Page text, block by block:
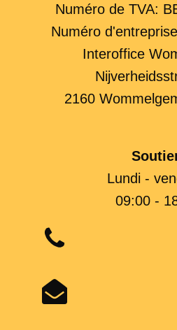
Numéro de TVA:
Numéro
Interoffice
2160
Lundi -
09:00 -